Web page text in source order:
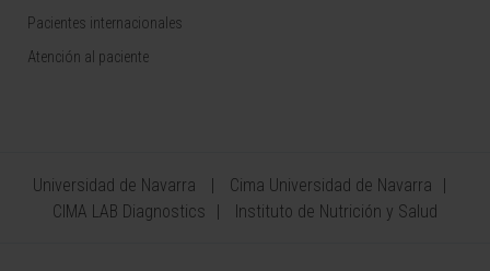
Pacientes internacionales
Atención al paciente
Universidad de Navarra
Cima Universidad de Navarra
CIMA LAB Diagnostics
Instituto de Nutrición y Salud